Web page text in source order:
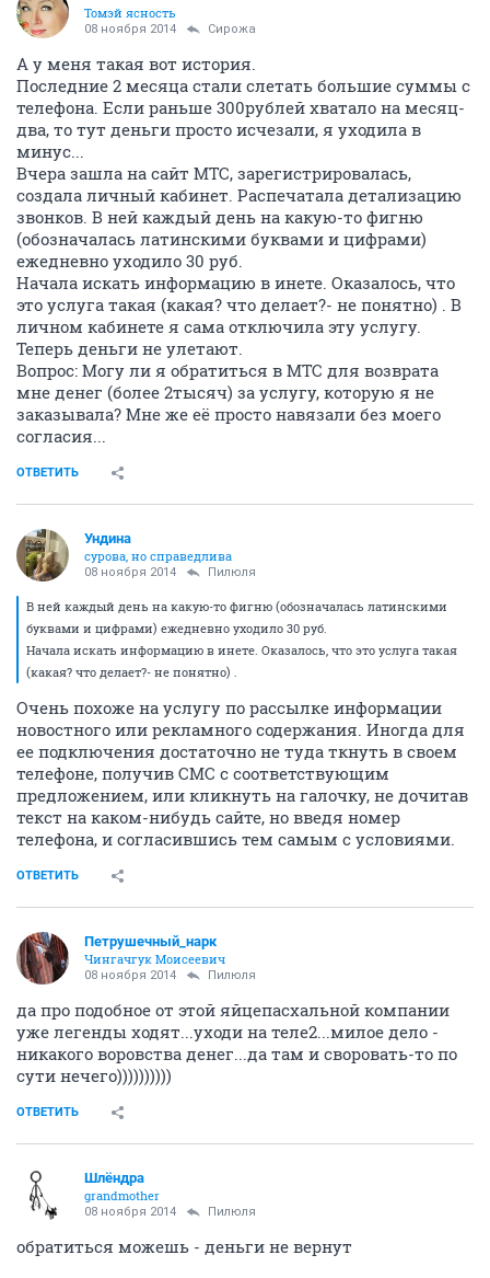
Томэй ясность
08 ноября 2014 Сирожа
А у меня такая вот история.
Последние 2 месяца стали слетать большие суммы с
телефона. Если раньше 300рублей хватало на месяц-
два, то тут деньги просто исчезали, я уходила в
минус...
Вчера зашла на сайт МТС, зарегистрировалась,
создала личный кабинет. Распечатала детализацию
звонков. В ней каждый день на какую-то фигню
(обозначалась латинскими буквами и цифрами)
ежедневно уходило 30 руб.
Начала искать информацию в инете. Оказалось, что
это услуга такая (какая? что делает?- не понятно) . В
личном кабинете я сама отключила эту услугу.
Теперь деньги не улетают.
Вопрос: Могу ли я обратиться в МТС для возврата
мне денег (более 2тысяч) за услугу, которую я не
заказывала? Мне же её просто навязали без моего
согласия...
ОТВЕТИТЬ
Ундинa
сурова, но справедлива
08 ноября 2014 Пилюля
В ней каждый день на какую-то фигню (обозначалась латинскими
буквами и цифрами) ежедневно уходило 30 руб.
Начала искать информацию в инете. Оказалось, что это услуга такая
(какая? что делает?- не понятно) .
Очень похоже на услугу по рассылке информации
новостного или рекламного содержания. Иногда для
ее подключения достаточно не туда ткнуть в своем
телефоне, получив СМС с соответствующим
предложением, или кликнуть на галочку, не дочитав
текст на каком-нибудь сайте, но введя номер
телефона, и согласившись тем самым с условиями.
ОТВЕТИТЬ
Петрушечный_нарк
Чингачгук Моисеевич
08 ноября 2014 Пилюля
да про подобное от этой яйцепасхальной компании
уже легенды ходят...уходи на теле2...милое дело -
никакого воровства денег...да там и своровать-то по
сути нечего))))))))))
ОТВЕТИТЬ
Шлёндра
grandmother
08 ноября 2014 Пилюля
обратиться можешь - деньги не вернут